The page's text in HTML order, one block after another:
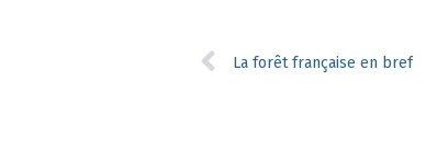
La forêt française en bref